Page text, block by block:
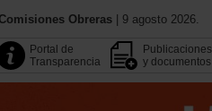
Obreras | 9 agosto 2026.
Portal de
Transparencia
Publicaciones
y documentos